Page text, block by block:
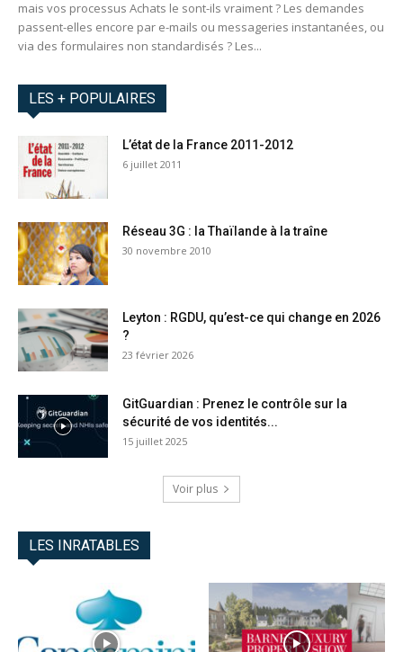
mais vos processus Achats le sont-ils vraiment ? Les demandes
passent-elles encore par e-mails ou messageries instantanées, ou
via des formulaires non standardisés ? Les...
LES + POPULAIRES
L’état de la France 2011-2012
6 juillet 2011
Réseau 3G : la Thaïlande à la traîne
30 novembre 2010
Leyton : RGDU, qu’est-ce qui change en 2026
?
23 février 2026
GitGuardian : Prenez le contrôle sur la
sécurité de vos identités...
15 juillet 2025
Voir plus
LES INRATABLES